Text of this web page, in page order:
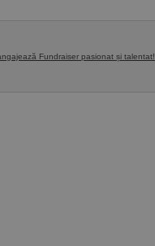
Fundraiser pasionat și talentat!